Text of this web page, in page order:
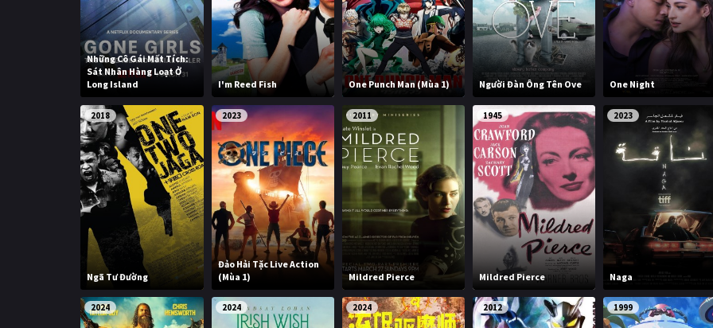
Những Cô Gái Mất Tích:
Sát Nhân Hàng Loạt Ở
Long Island
I'm Reed Fish One Punch Man (Mùa 1) Người Đàn Ông Tên Ove One Night
2018
Ngã Tư Đường
2023
Đảo Hải Tặc Live Action
(Mùa 1)
2011
Mildred Pierce
1945
Mildred Pierce
2023
Naga
2024 2024 2024 2012 1999